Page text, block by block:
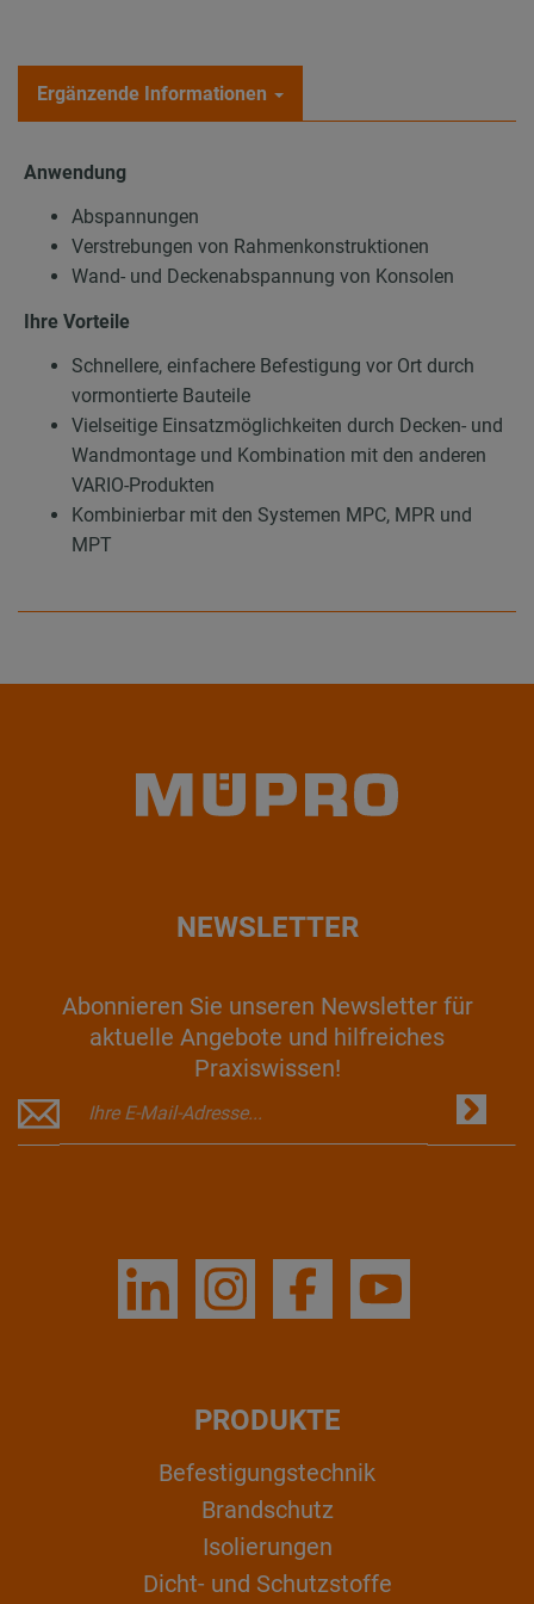
Ergänzende Informationen
Anwendung
Abspannungen
Verstrebungen von Rahmenkonstruktionen
Wand- und Deckenabspannung von Konsolen
Ihre Vorteile
Schnellere, einfachere Befestigung vor Ort durch
vormontierte Bauteile
Vielseitige Einsatzmöglichkeiten durch Decken- und
Wandmontage und Kombination mit den anderen
VARIO-Produkten
Kombinierbar mit den Systemen MPC, MPR und
MPT
NEWSLETTER
Abonnieren Sie unseren Newsletter für
aktuelle Angebote und hilfreiches
Praxiswissen!
PRODUKTE
Befestigungstechnik
Brandschutz
Isolierungen
Dicht- und Schutzstoffe